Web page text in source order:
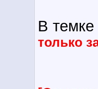
В темке
только